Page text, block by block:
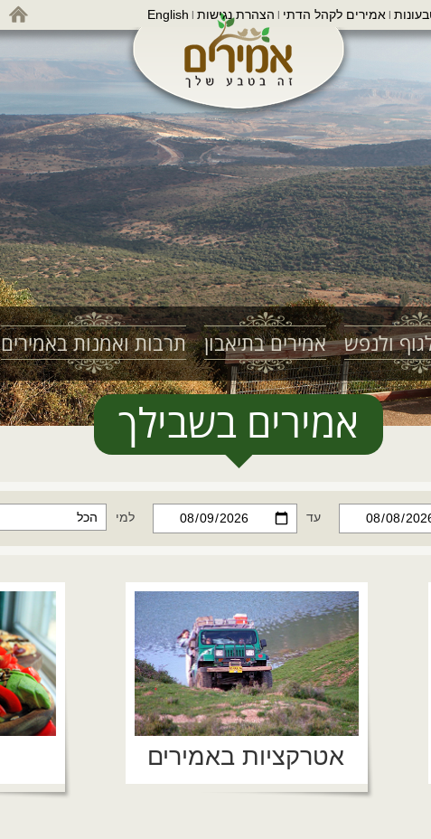
| אמירים לקהל הדתי | הצהרת נגישות |
English
ולנפש אמירים בתיאבון תרבות ואמנות באמירים
אמירים בשבילך
עד למי
אטרקציות באמירים